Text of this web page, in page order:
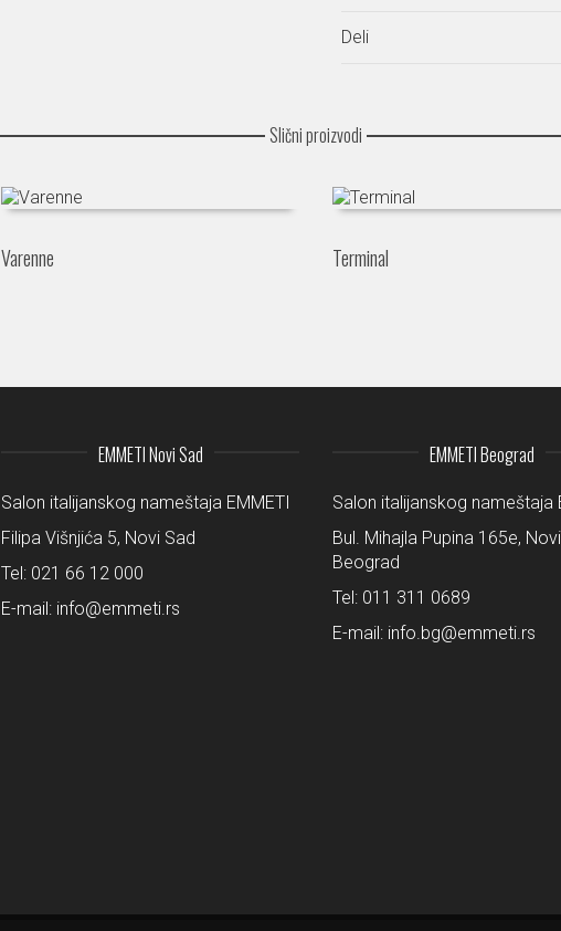
Deli
Slični proizvodi
Varenne Terminal
EMMETI Novi Sad
Salon italijanskog nameštaja EMMETI
Filipa Višnjića 5, Novi Sad
Tel: 021 66 12 000
E-mail: info@emmeti.rs
EMMETI Beograd
Salon italijanskog nameštaja
Bul. Mihajla Pupina 165e, Novi
Beograd
Tel: 011 311 0689
E-mail: info.bg@emmeti.rs